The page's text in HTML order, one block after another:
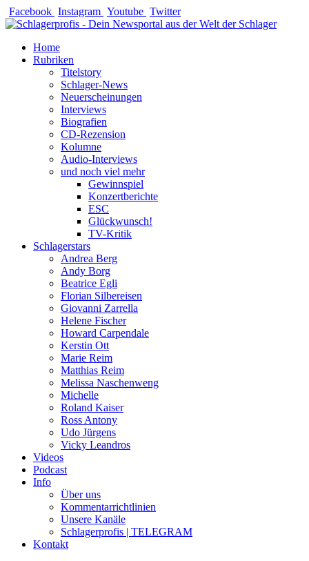
Zum
Inhalt
Facebook Instagram Youtube Twitter
Home
Rubriken
Titelstory
Schlager-News
Neuerscheinungen
Interviews
Biografien
CD-Rezension
Kolumne
Audio-Interviews
und noch viel mehr
Gewinnspiel
Konzertberichte
ESC
Glückwunsch!
TV-Kritik
Schlagerstars
Andrea Berg
Andy Borg
Beatrice Egli
Florian Silbereisen
Giovanni Zarrella
Helene Fischer
Howard Carpendale
Kerstin Ott
Marie Reim
Matthias Reim
Melissa Naschenweng
Michelle
Roland Kaiser
Ross Antony
Udo Jürgens
Vicky Leandros
Videos
Podcast
Info
Über uns
Kommentarrichtlinien
Unsere Kanäle
Schlagerprofis | TELEGRAM
Kontakt